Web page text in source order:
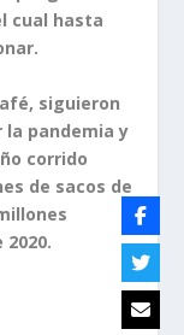
cual hasta
siguieron
pandemia y
corrido
de sacos de